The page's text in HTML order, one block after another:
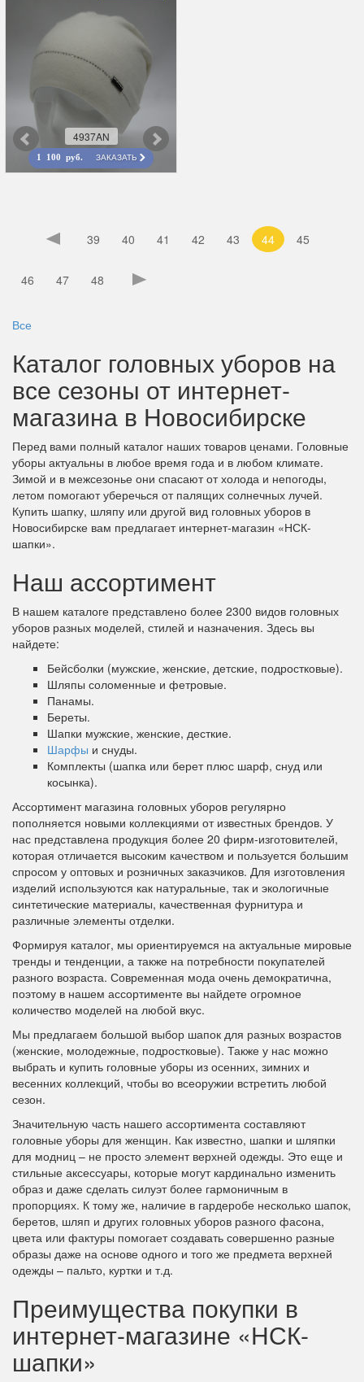
4937AN
1 100 руб. ЗАКАЗАТЬ
39 40 41 42 43 44 45
46 47 48
Все
Каталог головных уборов на
все сезоны от интернет-
магазина в Новосибирске
Перед вами полный каталог наших товаров ценами. Головные
уборы актуальны в любое время года и в любом климате.
Зимой и в межсезонье они спасают от холода и непогоды,
летом помогают уберечься от палящих солнечных лучей.
Купить шапку, шляпу или другой вид головных уборов в
Новосибирске вам предлагает интернет-магазин «НСК-
шапки».
Наш ассортимент
В нашем каталоге представлено более 2300 видов головных
уборов разных моделей, стилей и назначения. Здесь вы
найдете:
Бейсболки (мужские, женские, детские, подростковые).
Шляпы соломенные и фетровые.
Панамы.
Береты.
Шапки мужские, женские, десткие.
Шарфы и снуды.
Комплекты (шапка или берет плюс шарф, снуд или
косынка).
Ассортимент магазина головных уборов регулярно
пополняется новыми коллекциями от известных брендов. У
нас представлена продукция более 20 фирм-изготовителей,
которая отличается высоким качеством и пользуется большим
спросом у оптовых и розничных заказчиков. Для изготовления
изделий используются как натуральные, так и экологичные
синтетические материалы, качественная фурнитура и
различные элементы отделки.
Формируя каталог, мы ориентируемся на актуальные мировые
тренды и тенденции, а также на потребности покупателей
разного возраста. Современная мода очень демократична,
поэтому в нашем ассортименте вы найдете огромное
количество моделей на любой вкус.
Мы предлагаем большой выбор шапок для разных возрастов
(женские, молодежные, подростковые). Также у нас можно
выбрать и купить головные уборы из осенних, зимних и
весенних коллекций, чтобы во всеоружии встретить любой
сезон.
Значительную часть нашего ассортимента составляют
головные уборы для женщин. Как известно, шапки и шляпки
для модниц – не просто элемент верхней одежды. Это еще и
стильные аксессуары, которые могут кардинально изменить
образ и даже сделать силуэт более гармоничным в
пропорциях. К тому же, наличие в гардеробе несколько шапок,
беретов, шляп и других головных уборов разного фасона,
цвета или фактуры помогает создавать совершенно разные
образы даже на основе одного и того же предмета верхней
одежды – пальто, куртки и т.д.
Преимущества покупки в
интернет-магазине «НСК-
шапки»